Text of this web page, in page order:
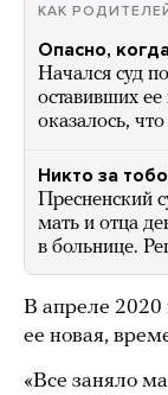
КАК
Опасно,
Начался суд
оставивших
оказалось,
Никто за
Пресненский
мать и отца
в больнице.
В апреле 2020
ее новая,
«Все заняло